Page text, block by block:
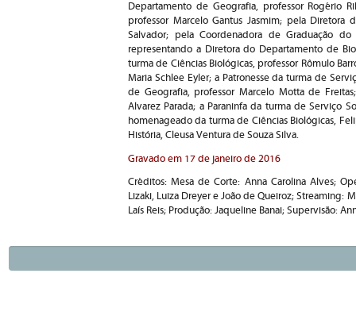
Departamento de Geografia, professor Rogério
professor Marcelo Gantus Jasmim; pela
Salvador; pela Coordenadora de Graduação
representando a Diretora do Departamento de
turma de Ciências Biológicas, professor Rômulo
Maria Schlee Eyler; a Patronesse da turma de
de Geografia, professor Marcelo Motta de
Alvarez Parada; a Paraninfa da turma de Serviço
homenageado da turma de Ciências Biológicas,
História, Cleusa Ventura de Souza Silva.
Gravado em 17 de janeiro de 2016
Créditos: Mesa de Corte: Anna Carolina Alves;
Lizaki, Luiza Dreyer e João de Queiroz; Streaming:
Laís Reis; Produção: Jaqueline Banai; Supervisão: